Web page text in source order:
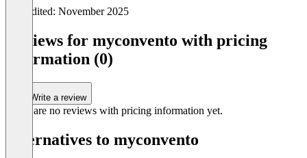
Last edited: November 2025
Reviews for myconvento with pricing
information (0)
Write a review
There are no reviews with pricing information yet.
Alternatives to myconvento